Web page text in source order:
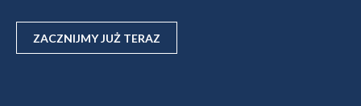
ZACZNIJMY JUŻ TERAZ